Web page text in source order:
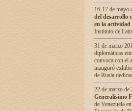
16-17 de mayo
del desarrollo
en la
Instituto de
31 de marzo
diplomáticas
convoca con el
inauguró
de Rusia
22 de marzo
Generalísimo
de Venezuela